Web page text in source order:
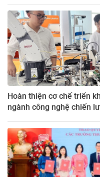
Hoàn thiện cơ chế triển
ngành công nghệ chiến